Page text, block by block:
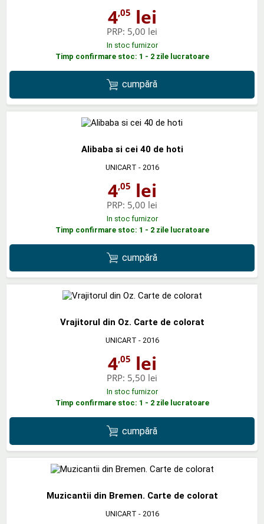
4,05 lei
PRP: 5,00 lei
In stoc furnizor
Timp confirmare stoc: 1 - 2 zile lucratoare
cumpără
Alibaba si cei 40 de hoti
UNICART - 2016
4,05 lei
PRP: 5,00 lei
In stoc furnizor
Timp confirmare stoc: 1 - 2 zile lucratoare
cumpără
Vrajitorul din Oz. Carte de colorat
UNICART - 2016
4,05 lei
PRP: 5,50 lei
In stoc furnizor
Timp confirmare stoc: 1 - 2 zile lucratoare
cumpără
Muzicantii din Bremen. Carte de colorat
UNICART - 2016